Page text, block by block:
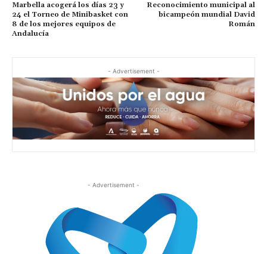
Marbella acogerá los días 23 y
24 el Torneo de Minibasket con
8 de los mejores equipos de
Andalucía
Reconocimiento municipal al
bicampeón mundial David
Román
- Advertisement -
- Advertisement -